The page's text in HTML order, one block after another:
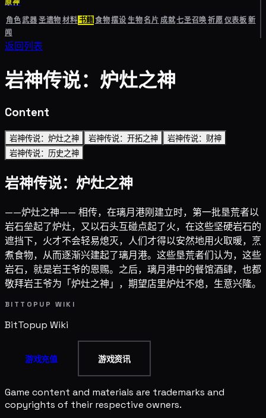
原神
角色武器圣遗物材料书籍食物摆设生物名片成就七圣召唤祈愿仪表板新
闻
返回列表
岩神传说：炉灶之神
Content
岩神传说：炉灶之神 岩神传说：开拓之神
岩神传说：财神
岩神传说：历史之神
岩神传说：炉灶之神
——炉灶之神—— 相传，在璃月港刚建立时，第一批垦荒者以
岩石垒起了炉灶，又以石头互碰点起了火，在这些坚硬岩石的
遮挡下，火才不会轻易熄灭，人们才得以安然地用火取暖，烹
煮食物，从而逐渐兴建起了璃月港。这些垦荒者们认为，这些
岩石，就是岩王爷的恩赐。之后，璃月港中的餐馆酒肆，也都
敬拜岩王爷为「炉灶之神」，期望店里炉灶不熄，生意兴隆。
BITTOPUP WIKI
BitTopup Wiki
游戏充值 游戏资讯
Game content and materials are trademarks and
copyrights of their respective owners.